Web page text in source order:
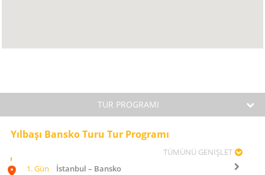
TUR PROGRAMI
Yılbaşı Bansko Turu Tur Programı
TÜMÜNÜ GENİŞLET
1. Gün
İstanbul – Bansko